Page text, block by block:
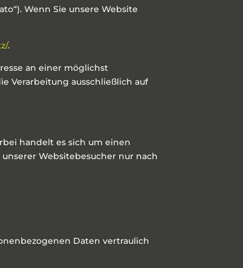
Wenn Sie unsere Website
.
an einer möglichst
Verarbeitung ausschließlich auf
handelt es sich um einen
Websitebesucher nur nach
Daten vertraulich